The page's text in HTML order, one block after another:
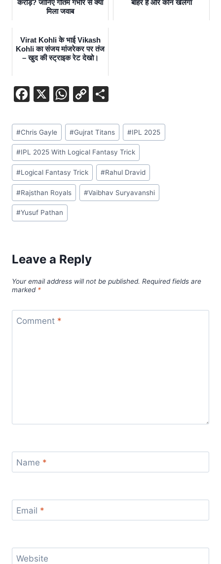
करोड़? जानिए गौतम गंभीर से क्या
मिला जवाब
बाहर है और कौन खेलेगा
Virat Kohli के भाई Vikash
Kohli का संजय मांजरेकर पर तंज
– खुद की स्ट्राइक रेट देखो।
F
c
e
b
o
o
k
X
W
at
s
A
p
p
C
p
y
Li
k
ar
e
#Chris Gayle #Gujrat Titans #IPL 2025
#IPL 2025 With Logical Fantasy Trick
#Logical Fantasy Trick #Rahul Dravid
#Rajsthan Royals #Vaibhav Suryavanshi
#Yusuf Pathan
Leave a Reply
Your email address will not be published. Required fields are
marked *
Comment *
Name *
Email *
Website